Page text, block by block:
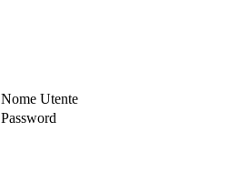
Nome Utente
Password